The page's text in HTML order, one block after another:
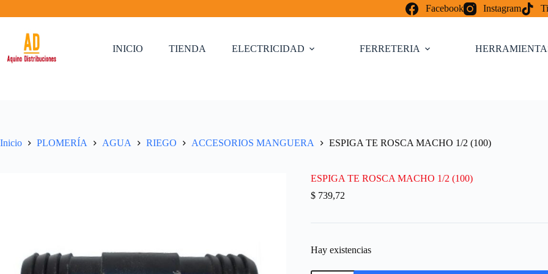
al
Facebook Instagram
INICIO TIENDA ELECTRICIDAD FERRETERIA
Inicio PLOMERÍA AGUA RIEGO ACCESORIOS MANGUERA ESPIGA TE ROSCA MACHO 1/2 (100)
ESPIGA TE ROSCA MACHO 1/2 (100)
$739,72
Hay existencias